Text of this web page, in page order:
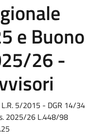
e Buono
26 -
5/2015 - DGR 14/34
2025/26 L.448/98